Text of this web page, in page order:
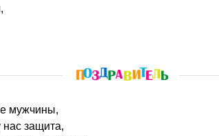
мужчины,
защита,